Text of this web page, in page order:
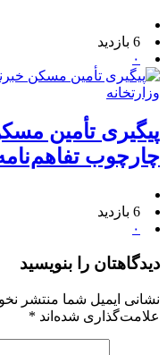
6 بازدید
۰
پیگیری تأمین
چارچوب
6 بازدید
۰
دیدگاهتان را بنویسید
نشانی ایمیل شما منتشر
علامت‌گذاری شده‌اند *